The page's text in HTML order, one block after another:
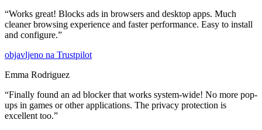
“Works great! Blocks ads in browsers and desktop apps. Much
cleaner browsing experience and faster performance. Easy to install
and configure.”
objavljeno na Trustpilot
Emma Rodriguez
“Finally found an ad blocker that works system-wide! No more pop-
ups in games or other applications. The privacy protection is
excellent too.”